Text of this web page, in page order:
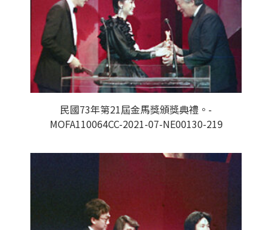
民國73年第21屆金馬獎頒獎典禮。-
MOFA110064CC-2021-07-NE00130-219